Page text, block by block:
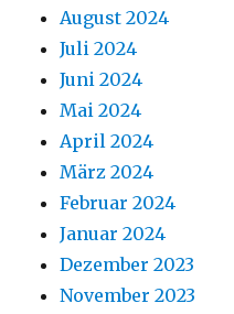
August 2024
Juli 2024
Juni 2024
Mai 2024
April 2024
März 2024
Februar 2024
Januar 2024
Dezember 2023
November 2023